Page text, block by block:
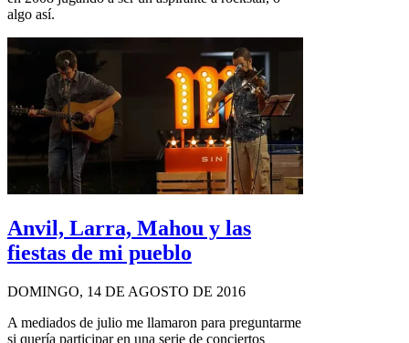
algo así.
Anvil, Larra, Mahou y las
fiestas de mi pueblo
DOMINGO, 14 DE AGOSTO DE 2016
A mediados de julio me llamaron para preguntarme
si quería participar en una serie de conciertos